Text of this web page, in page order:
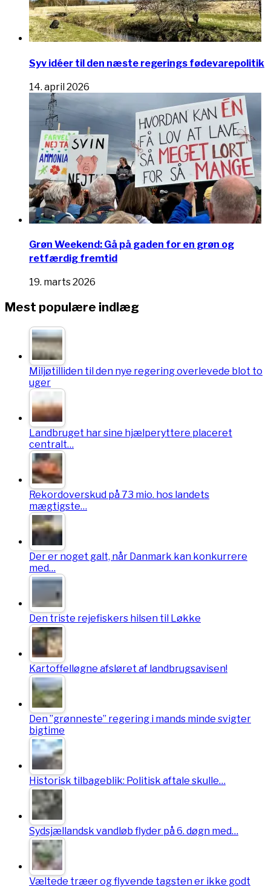
Syv idéer til den næste regerings fødevarepolitik
14. april 2026
Grøn Weekend: Gå på gaden for en grøn og
retfærdig fremtid
19. marts 2026
Mest populære indlæg
Miljøtilliden til den nye regering overlevede blot to
uger
Landbruget har sine hjælperyttere placeret
centralt…
Rekordoverskud på 73 mio. hos landets
mægtigste…
Der er noget galt, når Danmark kan konkurrere
med…
Den triste rejefiskers hilsen til Løkke
Kartoffelløgne afsløret af landbrugsavisen!
Den ”grønneste” regering i mands minde svigter
bigtime
Historisk tilbageblik: Politisk aftale skulle…
Sydsjællandsk vandløb flyder på 6. døgn med…
Væltede træer og flyvende tagsten er ikke godt